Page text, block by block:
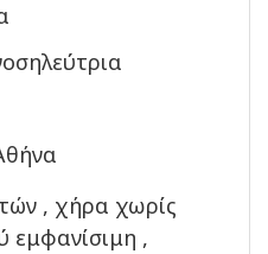
, χήρα χωρίς
εμφανίσιμη ,